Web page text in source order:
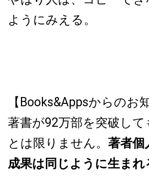
ようにみえる。
【Books&Appsからのお
著書が92万部を突破し
とは限りません。 著者個
成果は同じように生ま